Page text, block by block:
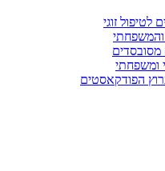
זוגי
מסובסדים
ומשפחתי
הפודקאסטים